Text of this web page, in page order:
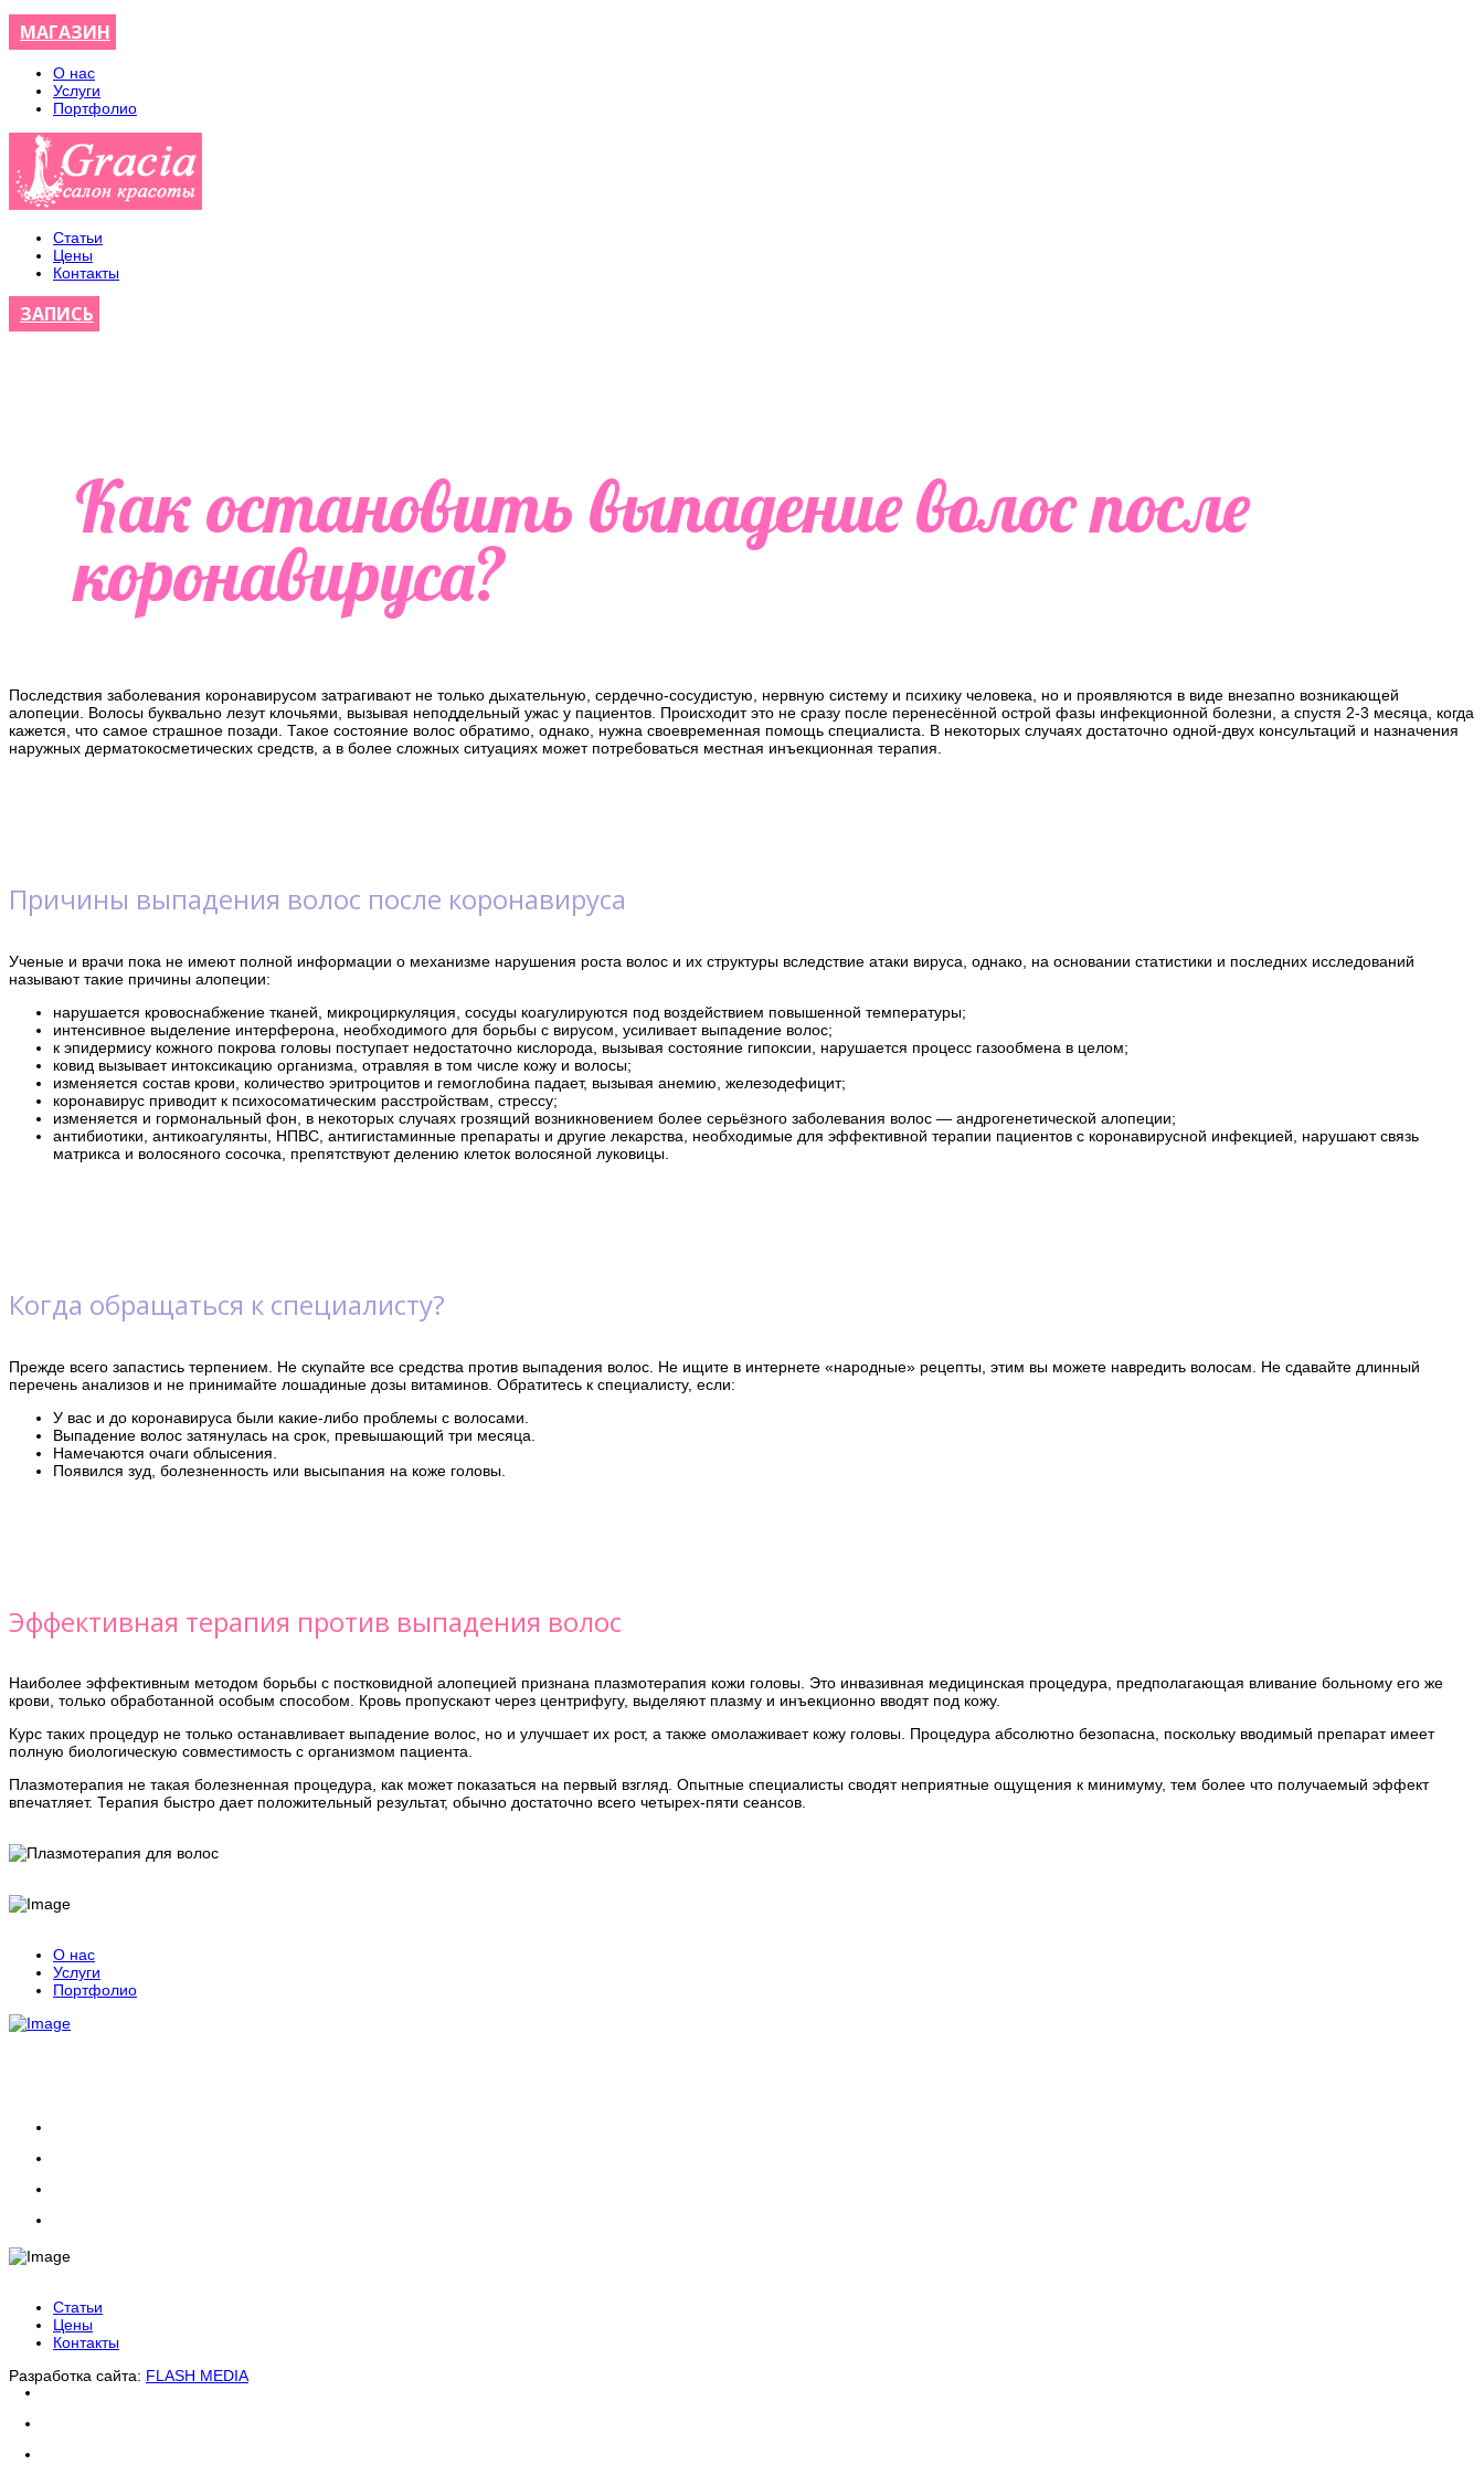
МАГАЗИН
О нас
Услуги
Портфолио
Статьи
Цены
Контакты
ЗАПИСЬ
Как остановить выпадение волос после
коронавируса?
Последствия заболевания коронавирусом затрагивают не только дыхательную, сердечно-сосудистую, нервную систему и психику человека, но и проявляются в виде внезапно возникающей
алопеции. Волосы буквально лезут клочьями, вызывая неподдельный ужас у пациентов. Происходит это не сразу после перенесённой острой фазы инфекционной болезни, а спустя 2-3 месяца, когда
кажется, что самое страшное позади. Такое состояние волос обратимо, однако, нужна своевременная помощь специалиста. В некоторых случаях достаточно одной-двух консультаций и назначения
наружных дерматокосметических средств, а в более сложных ситуациях может потребоваться местная инъекционная терапия.
Причины выпадения волос после коронавируса
Ученые и врачи пока не имеют полной информации о механизме нарушения роста волос и их структуры вследствие атаки вируса, однако, на основании статистики и последних исследований
называют такие причины алопеции:
нарушается кровоснабжение тканей, микроциркуляция, сосуды коагулируются под воздействием повышенной температуры;
интенсивное выделение интерферона, необходимого для борьбы с вирусом, усиливает выпадение волос;
к эпидермису кожного покрова головы поступает недостаточно кислорода, вызывая состояние гипоксии, нарушается процесс газообмена в целом;
ковид вызывает интоксикацию организма, отравляя в том числе кожу и волосы;
изменяется состав крови, количество эритроцитов и гемоглобина падает, вызывая анемию, железодефицит;
коронавирус приводит к психосоматическим расстройствам, стрессу;
изменяется и гормональный фон, в некоторых случаях грозящий возникновением более серьёзного заболевания волос — андрогенетической алопеции;
антибиотики, антикоагулянты, НПВС, антигистаминные препараты и другие лекарства, необходимые для эффективной терапии пациентов с коронавирусной инфекцией, нарушают связь
матрикса и волосяного сосочка, препятствуют делению клеток волосяной луковицы.
Когда обращаться к специалисту?
Прежде всего запастись терпением. Не скупайте все средства против выпадения волос. Не ищите в интернете «народные» рецепты, этим вы можете навредить волосам. Не сдавайте длинный
перечень анализов и не принимайте лошадиные дозы витаминов. Обратитесь к специалисту, если:
У вас и до коронавируса были какие-либо проблемы с волосами.
Выпадение волос затянулась на срок, превышающий три месяца.
Намечаются очаги облысения.
Появился зуд, болезненность или высыпания на коже головы.
Эффективная терапия против выпадения волос
Наиболее эффективным методом борьбы с постковидной алопецией признана плазмотерапия кожи головы. Это инвазивная медицинская процедура, предполагающая вливание больному его же
крови, только обработанной особым способом. Кровь пропускают через центрифугу, выделяют плазму и инъекционно вводят под кожу.
Курс таких процедур не только останавливает выпадение волос, но и улучшает их рост, а также омолаживает кожу головы. Процедура абсолютно безопасна, поскольку вводимый препарат имеет
полную биологическую совместимость с организмом пациента.
Плазмотерапия не такая болезненная процедура, как может показаться на первый взгляд. Опытные специалисты сводят неприятные ощущения к минимуму, тем более что получаемый эффект
впечатляет. Терапия быстро дает положительный результат, обычно достаточно всего четырех-пяти сеансов.
О нас
Услуги
Портфолио
Статьи
Цены
Контакты
Разработка сайта: FLASH MEDIA